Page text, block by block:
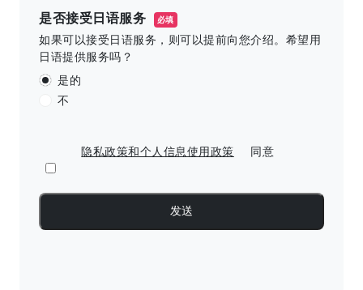
是否接受日语服务 必填
如果可以接受日语服务，则可以提前向您介绍。希望用
日语提供服务吗？
是的
不
隐私政策和个人信息使用政策 同意